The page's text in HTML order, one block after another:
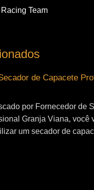
Team
de Capacete
por Fornecedor de
Granja Viana, você
um secador de